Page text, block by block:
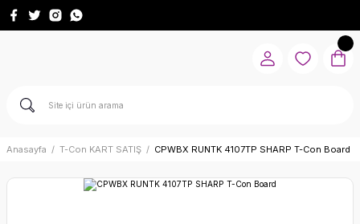
Anasayfa T-Con KART SATIŞ CPWBX RUNTK 4107TP SHARP T-Con Board